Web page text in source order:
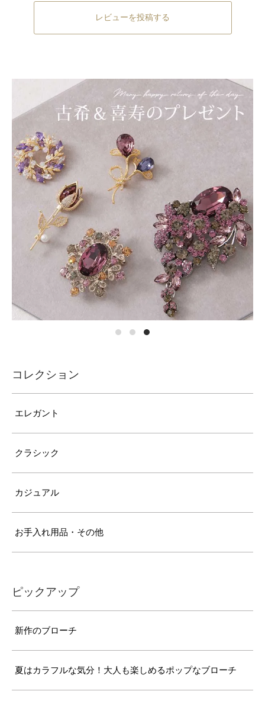
レビューを投稿する
コレクション
エレガント
クラシック
カジュアル
お手入れ用品・その他
ピックアップ
新作のブローチ
夏はカラフルな気分！大人も楽しめるポップなブローチ